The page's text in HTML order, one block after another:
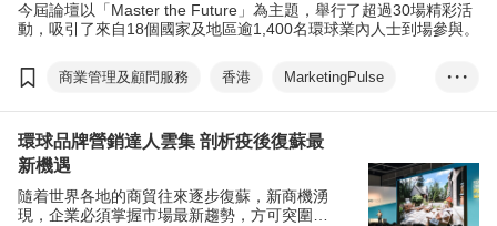
今屆論壇以「Master the Future」為主題，舉行了超過30場精彩活
動，吸引了來自18個國家及地區逾1,400名環球業內人士到場參與。
商業管理及顧問服務 香港
MarketingPulse
eTailingPulse
數碼營銷
ChatGPT
虛擬偶像
Z世代 Web3
元宇宙
電子商貿
• • •
環球品牌營銷達人雲集 剖析疫後復蘇最
新機遇
隨着世界各地的商貿往來逐步復蘇，新商機湧
現，企業必須掌握市場最新趨勢，方可突圍而